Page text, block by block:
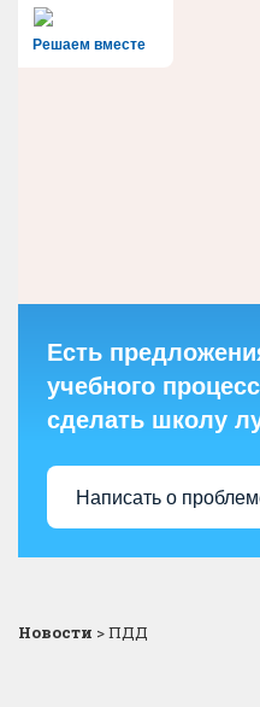
Решаем вместе
Есть
учебного
сделать школу
Написать о
Новости >ПДД